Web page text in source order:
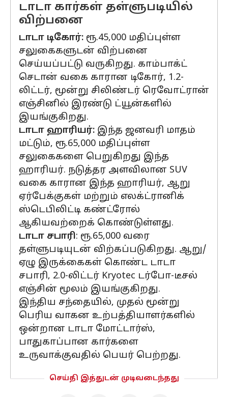
டாடா கார்கள் தள்ளுபடியில்
விற்பனை
டாடா டிகோர்: ரூ.45,000 மதிப்புள்ள
சலுகைகளுடன் விற்பனை
செய்யப்பட்டு வருகிறது. காம்பாக்ட்
செடான் வகை காரான டிகோர், 1.2-
லிட்டர், மூன்று சிலிண்டர் ரெவோட்ரான்
எஞ்சினில் இரண்டு ட்யூன்களில்
இயங்குகிறது.
டாடா ஹாரியர்: இந்த ஜனவரி மாதம்
மட்டும், ரூ.65,000 மதிப்புள்ள
சலுகைகளை பெறுகிறது இந்த
ஹாரியர். நடுத்தர அளவிலான SUV
வகை காரான இந்த ஹாரியர், ஆறு
ஏர்பேக்குகள் மற்றும் எலக்ட்ரானிக்
ஸ்டெபிலிட்டி கண்ட்ரோல்
ஆகியவற்றைக் கொண்டுள்ளது.
டாடா சபாரி: ரூ.65,000 வரை
தள்ளுபடியுடன் விற்கப்படுகிறது. ஆறு/
ஏழு இருக்கைகள் கொண்ட டாடா
சபாரி, 2.0-லிட்டர் Kryotec டர்போ-டீசல்
எஞ்சின் மூலம் இயங்குகிறது.
இந்திய சந்தையில், முதல் மூன்று
பெரிய வாகன உற்பத்தியாளர்களில்
ஒன்றான டாடா மோட்டார்ஸ்,
பாதுகாப்பான கார்களை
உருவாக்குவதில் பெயர் பெற்றது.
செய்தி இத்துடன் முடிவடைந்தது